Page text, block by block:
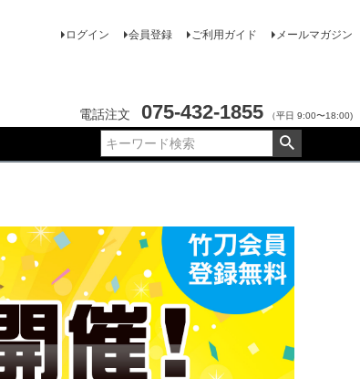
ログイン 会員登録 ご利用ガイド メールマガジン
電話注文 075-432-1855 （平日 9:00〜18:00)